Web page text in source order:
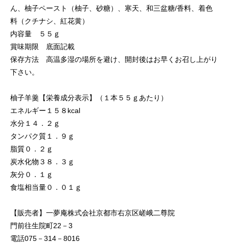
ん、柚子ペースト（柚子、砂糖）、寒天、和三盆糖/香料、着色
料（クチナシ、紅花黄）
内容量 ５５ｇ
賞味期限 底面記載
保存方法 高温多湿の場所を避け、開封後はお早くお召し上がり
下さい。
柚子羊羹【栄養成分表示】（１本５５ｇあたり）
エネルギー１５８kcal
水分１４．２ｇ
タンパク質１．９ｇ
脂質０．２ｇ
炭水化物３８．３ｇ
灰分０．１ｇ
食塩相当量０．０１ｇ
【販売者】一夢庵株式会社京都市右京区嵯峨二尊院
門前往生院町22－3
電話075－314－8016